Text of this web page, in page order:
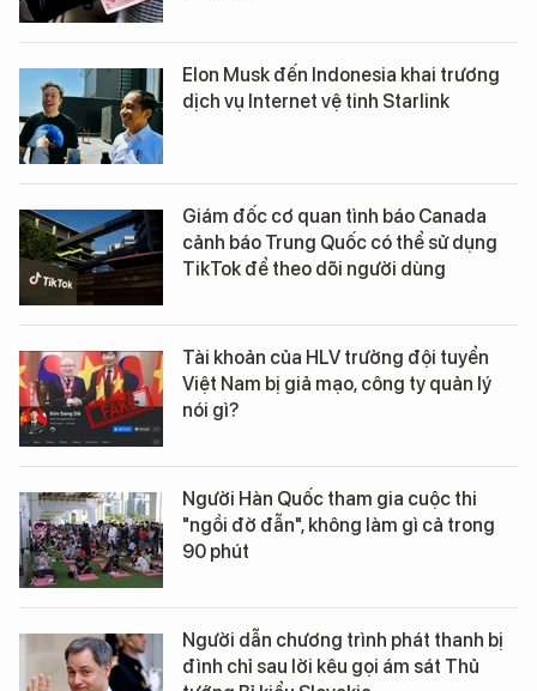
Elon Musk đến Indonesia khai trương
dịch vụ Internet vệ tinh Starlink
Giám đốc cơ quan tình báo Canada
cảnh báo Trung Quốc có thể sử dụng
TikTok để theo dõi người dùng
Tài khoản của HLV trưởng đội tuyển
Việt Nam bị giả mạo, công ty quản lý
nói gì?
Người Hàn Quốc tham gia cuộc thi
"ngồi đờ đẫn", không làm gì cả trong
90 phút
Người dẫn chương trình phát thanh bị
đình chỉ sau lời kêu gọi ám sát Thủ